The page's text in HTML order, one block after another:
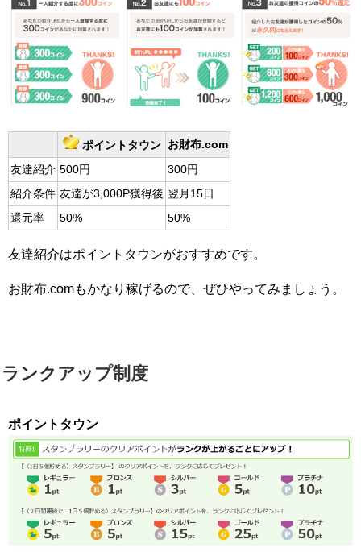
ポイントタウン お財布.com
友達紹介 500円
300円
紹介条件 友達が3,000P獲得後 翌月15日
還元率
50% 50%
友達紹介はポイントタウンがおすすめです。
お財布.comもかなり稼げるので、ぜひやってみましょう。
ランクアップ制度
ポイントタウン